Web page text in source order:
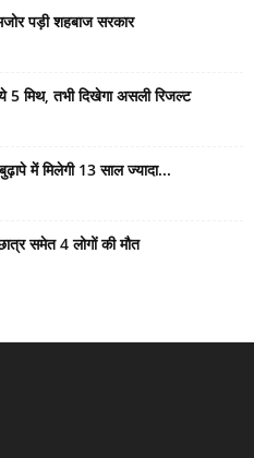
पड़ी शहबाज सरकार
मिथ, तभी दिखेगा असली रिजल्ट
में मिलेगी 13 साल ज्यादा...
समेत 4 लोगों की मौत